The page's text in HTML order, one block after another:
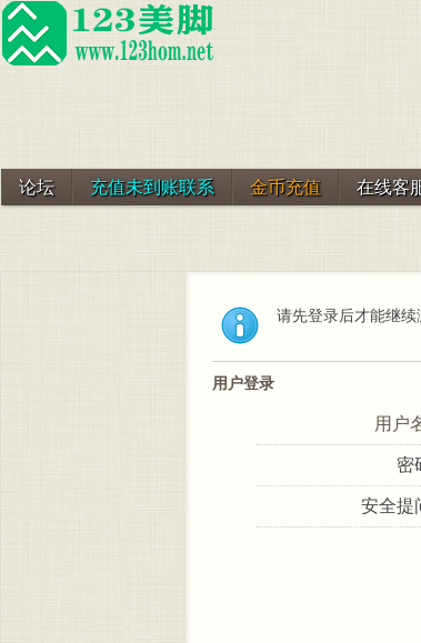
论坛 充值未到账联系 金币充值 在线客
请先登录后才能继续
用户登录
用户
密
安全提